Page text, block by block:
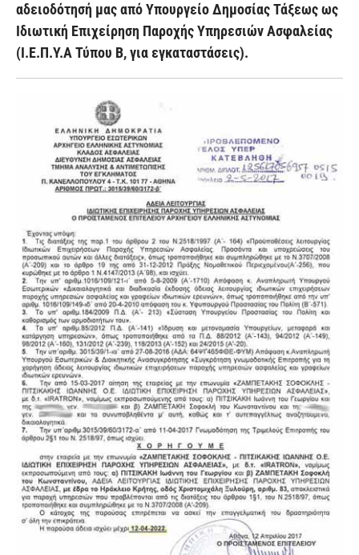
αδειοδότησή μας από Υπουργείο Δημοσίας Τάξεως ως
Ιδιωτική Επιχείρηση Παροχής Υπηρεσιών Ασφαλείας
(Ι.Ε.Π.Υ.Α Τύπου Β, για εγκαταστάσεις).